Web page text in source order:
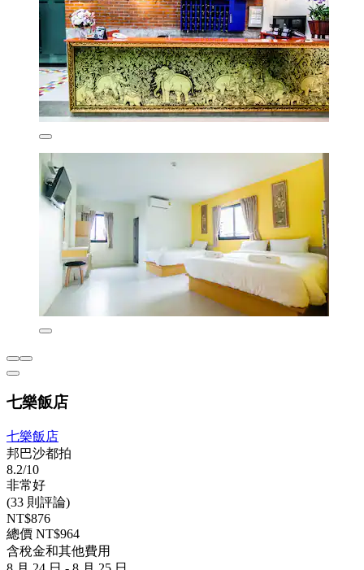
七樂飯店
七樂飯店
邦巴沙都拍
8.2/10
非常好
(33 則評論)
NT$876
總價 NT$964
含稅金和其他費用